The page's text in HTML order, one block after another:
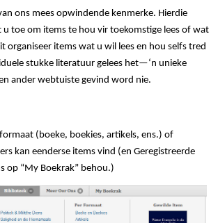
ons mees opwindende kenmerke. Hierdie
u toe om items te hou vir toekomstige lees of wat
organiseer items wat u wil lees en hou selfs tred
stukke literatuur gelees het—‘n unieke
ander webtuiste gevind word nie.
(boeke, boekies, artikels, ens.) of
kan eenderse items vind (en Geregistreerde
op “My Boekrak” behou.)